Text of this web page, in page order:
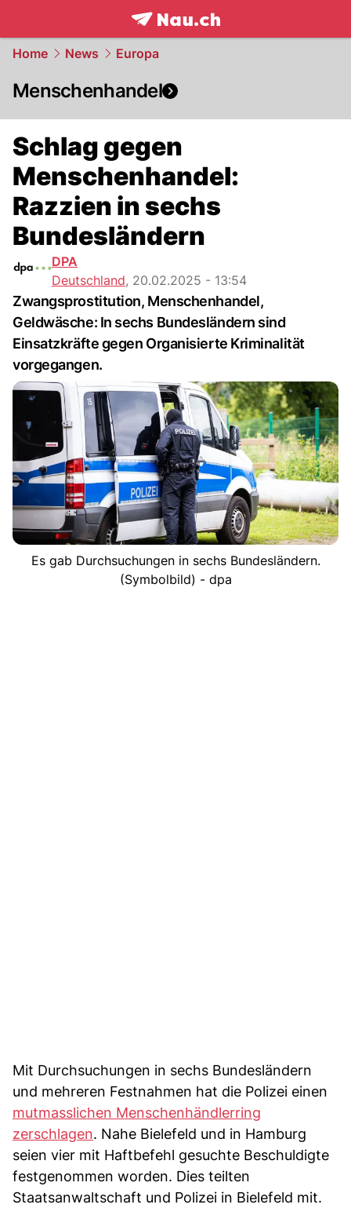
frontpage.NAU.ch
Home News Europa
Menschenhandel
Schlag gegen
Menschenhandel:
Razzien in sechs
Bundesländern
DPA
Deutschland, 20.02.2025 - 13:54
Zwangsprostitution, Menschenhandel,
Geldwäsche: In sechs Bundesländern sind
Einsatzkräfte gegen Organisierte Kriminalität
vorgegangen.
Es gab Durchsuchungen in sechs Bundesländern.
(Symbolbild) - dpa
Mit Durchsuchungen in sechs Bundesländern
und mehreren Festnahmen hat die Polizei einen
mutmasslichen Menschenhändlerring
zerschlagen. Nahe Bielefeld und in Hamburg
seien vier mit Haftbefehl gesuchte Beschuldigte
festgenommen worden. Dies teilten
Staatsanwaltschaft und Polizei in Bielefeld mit.